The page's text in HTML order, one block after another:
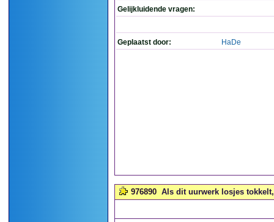
Gelijkluidende vragen:
Geplaatst door: HaDe
976890 Als dit uurwerk losjes